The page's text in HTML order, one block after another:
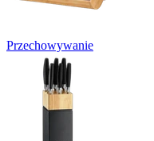
Przechowywanie